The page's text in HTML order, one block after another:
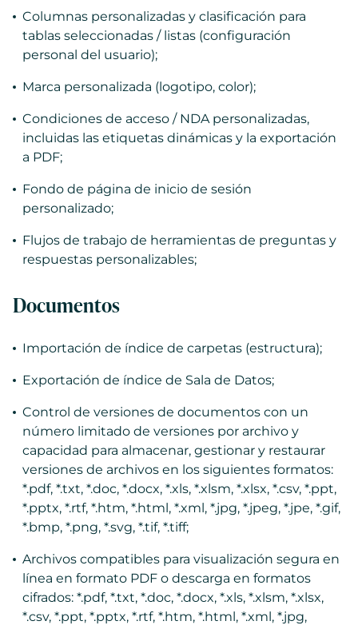
Columnas personalizadas y clasificación para
tablas seleccionadas / listas (configuración
personal del usuario);
Marca personalizada (logotipo, color);
Condiciones de acceso / NDA personalizadas,
incluidas las etiquetas dinámicas y la exportación
a PDF;
Fondo de página de inicio de sesión
personalizado;
Flujos de trabajo de herramientas de preguntas y
respuestas personalizables;
Documentos
Importación de índice de carpetas (estructura);
Exportación de índice de Sala de Datos;
Control de versiones de documentos con un
número limitado de versiones por archivo y
capacidad para almacenar, gestionar y restaurar
versiones de archivos en los siguientes formatos:
*.pdf, *.txt, *.doc, *.docx, *.xls, *.xlsm, *.xlsx, *.csv, *.ppt,
*.pptx, *.rtf, *.htm, *.html, *.xml, *.jpg, *.jpeg, *.jpe, *.gif,
*.bmp, *.png, *.svg, *.tif, *.tiff;
Archivos compatibles para visualización segura en
línea en formato PDF o descarga en formatos
cifrados: *.pdf, *.txt, *.doc, *.docx, *.xls, *.xlsm, *.xlsx,
*.csv, *.ppt, *.pptx, *.rtf, *.htm, *.html, *.xml, *.jpg,